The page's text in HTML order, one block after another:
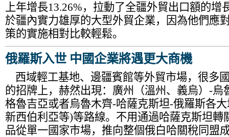
上年增長13.26%，拉動了全疆外貿出口額的增
於疆內實力雄厚的大型外貿企業，因為他們應
策的實施相對比較輕鬆。
俄羅斯入世 中國企業將遇更大商機
西域輕工基地、邊疆賓館等外貿市場，很多
的招牌上，赫然出現：廣州（溫州、義烏）-烏
格魯吉亞或者烏魯木齊-哈薩克斯坦-俄羅斯各
新西伯利亞等)等路線。不用通過哈薩克斯坦轉
品從單一國家市場，推向整個俄白哈關稅同盟